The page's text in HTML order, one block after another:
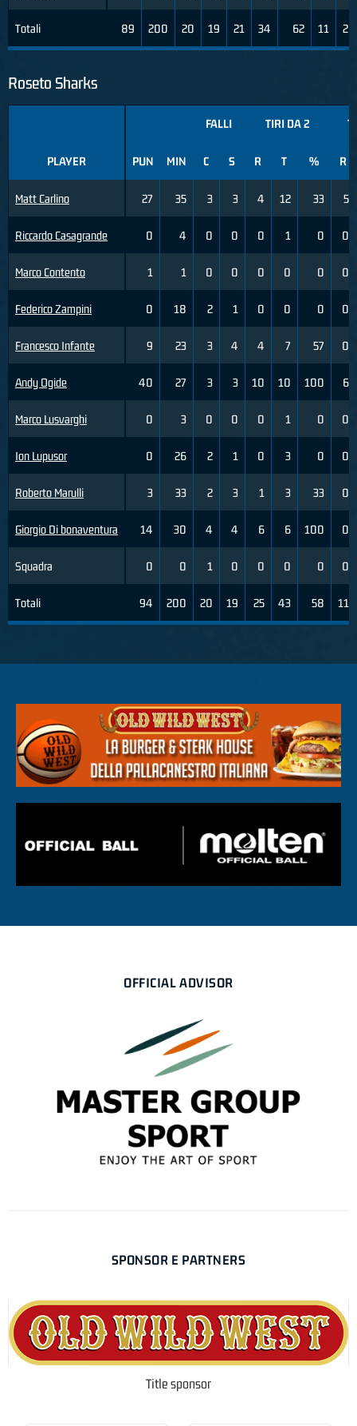
Totali 89 200 20 19 21 34 62 11 26
Roseto Sharks
PLAYER
Matt Carlino
Riccardo Casagrande
Marco Contento
Federico Zampini
Francesco Infante
Andy Ogide
Marco Lusvarghi
Ion Lupusor
Roberto Marulli
Giorgio Di bonaventura
Squadra
Totali
FALLI TIRI DA 2
PUN MIN C S R T % R
27 35 3 3 4 12 33 5
0 4 0 0 0 1 0 0
1 1 0 0 0 0 0 0
0 18 2 1 0 0 0 0
9 23 3 4 4 7 57 0
40 27 3 3 10 10 100 6
0 3 0 0 0 1 0 0
0 26 2 1 0 3 0 0
3 33 2 3 1 3 33 0
14 30 4 4 6 6 100 0
0 0 1 0 0 0 0 0
94 200 20 19 25 43 58 11
OFFICIAL ADVISOR
SPONSOR E PARTNERS
Title sponsor